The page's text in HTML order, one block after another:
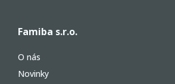
Famiba s.r.o.
O nás
Novinky